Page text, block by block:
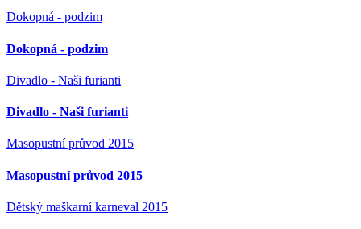
Dokopná - podzim
Dokopná - podzim
Divadlo - Naši furianti
Divadlo - Naši furianti
Masopustní průvod 2015
Masopustní průvod 2015
Dětský maškarní karneval 2015